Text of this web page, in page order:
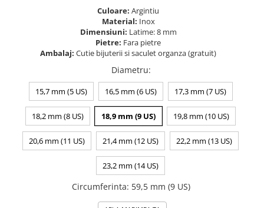
Culoare: Argintiu
Material: Inox
Dimensiuni: Latime: 8 mm
Pietre: Fara pietre
Ambalaj: Cutie bijuterii si saculet organza (gratuit)
Diametru:
15,7 mm (5 US) 16,5 mm (6 US) 17,3 mm (7 US)
18,2 mm (8 US) 18,9 mm (9 US) 19,8 mm (10 US)
20,6 mm (11 US) 21,4 mm (12 US) 22,2 mm (13 US)
23,2 mm (14 US)
Circumferinta: 59,5 mm (9 US)